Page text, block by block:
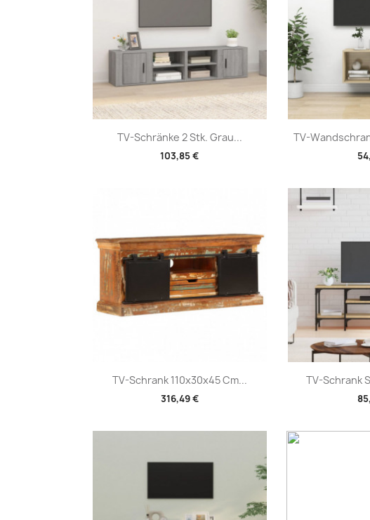
TV-Schränke 2 Stk. Grau...
103,85 €
Vorschau TV- 
TV-Schrank 110x30x45 Cm...
316,49 €
Vorschau TV-Schrank
